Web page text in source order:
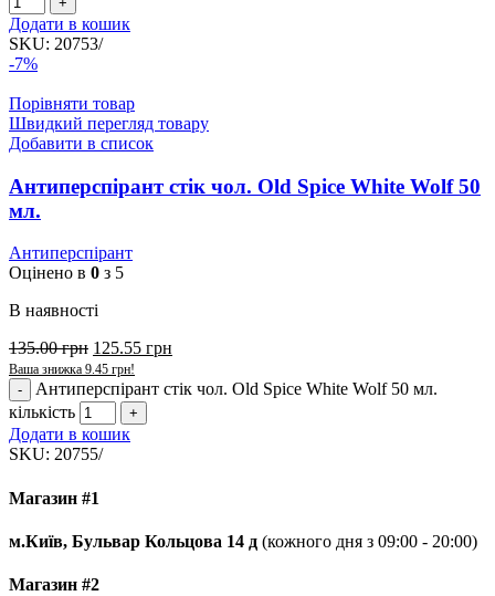
Додати в кошик
SKU: 20753/
-7%
Порівняти товар
Швидкий перегляд товару
Добавити в список
Антиперспірант стік чол. Old Spice White Wolf 50
мл.
Антиперспірант
Оцінено в 0 з 5
В наявності
135.00грн 125.55 грн
Ваша знижка 9.45 грн!
Антиперспірант стік чол. Old Spice White Wolf 50 мл.
кількість
Додати в кошик
SKU: 20755/
Магазин #1
м.Київ, Бульвар Кольцова 14 д (кожного дня з 09:00 - 20:00)
Магазин #2